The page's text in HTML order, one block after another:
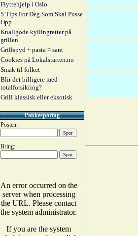
Flyttehjelp i Oslo
5 Tips For Deg Som Skal Pusse
Opp
Knallgode kyllingretter på
grillen
Grillspyd + pasta = sant
Cookies på Lokalstarten.no
Smak til folket
Blir det billigere med
totalforsikring?
Grill klassisk eller eksotisk
Pakkesporing
Posten:
Bring: